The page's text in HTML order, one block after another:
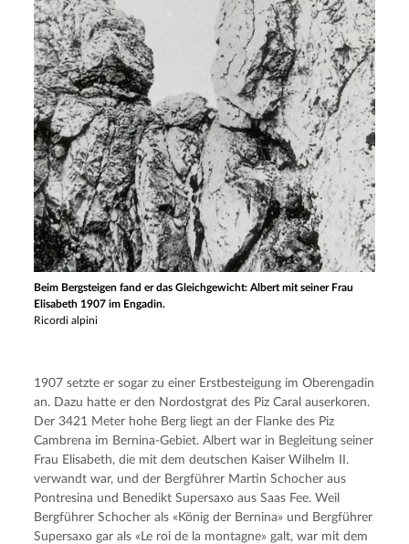
Beim Bergsteigen fand er das Gleichgewicht: Albert mit seiner Frau
Elisabeth 1907 im Engadin.
Ricordi alpini
1907 setzte er sogar zu einer Erstbesteigung im Oberengadin
an. Dazu hatte er den Nordostgrat des Piz Caral auserkoren.
Der 3421 Meter hohe Berg liegt an der Flanke des Piz
Cambrena im Bernina-Gebiet. Albert war in Begleitung seiner
Frau Elisabeth, die mit dem deutschen Kaiser Wilhelm II.
verwandt war, und der Bergführer Martin Schocher aus
Pontresina und Benedikt Supersaxo aus Saas Fee. Weil
Bergführer Schocher als «König der Bernina» und Bergführer
Supersaxo gar als «Le roi de la montagne» galt, war mit dem